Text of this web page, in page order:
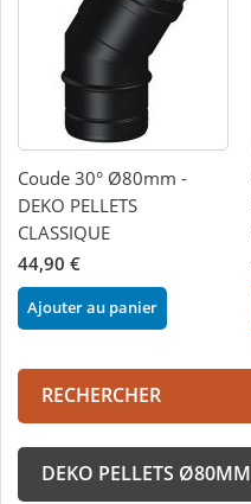
Coude 30° Ø80mm -
DEKO PELLETS
CLASSIQUE
44,90 €
Ajouter au panier
RECHERCHER
DEKO PELLETS Ø80MM